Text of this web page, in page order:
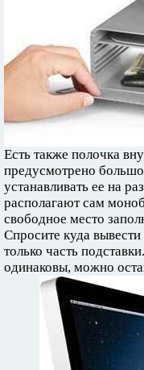
Есть также полочка
предусмотрено
устанавливать ее на
располагают сам
свободное место
Спросите куда
только часть
одинаковы, можно